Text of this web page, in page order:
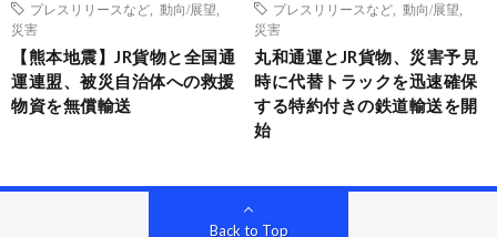
プレスリリースなど
動向/展望
災害
【熊本地震】JR貨物と全国通
運連盟、被災自治体への救援
物資を無償輸送
プレスリリースなど
動向/展望
災害
丸和通運とJR貨物、災害予見
時に代替トラックを迅速確保
する特約付きの鉄道輸送を開
始
Back to Top